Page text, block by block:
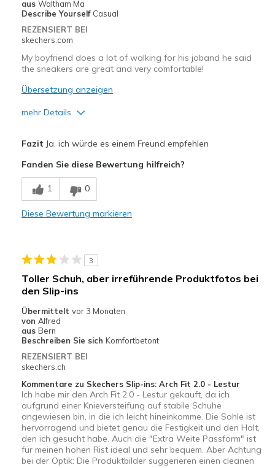
aus Waltham Ma
Describe Yourself Casual
REZENSIERT BEI
skechers.com
My boyfriend does a lot of walking for his joband he said
the sneakers are great and very comfortable!
Übersetzung anzeigen
mehr Details
Durable
Geeignete Verwendung
Casual Wear
Sizing
Feels true to size
View On Shoes
Shoes are for Wearing
Fazit Ja, ich würde es einem Freund empfehlen
Fanden Sie diese Bewertung hilfreich?
1 0
Diese Bewertung markieren
3
Toller Schuh, aber irreführende Produktfotos bei
den Slip-ins
Übermittelt vor 3 Monaten
von Alfred
aus Bern
Beschreiben Sie sich Komfortbetont
REZENSIERT BEI
skechers.ch
Kommentare zu Skechers Slip-ins: Arch Fit 2.0 - Lestur
Ich habe mir den Arch Fit 2.0 - Lestur gekauft, da ich
aufgrund einer Knieversteifung auf stabile Schuhe
angewiesen bin, in die ich leicht hineinkomme. Die Sohle ist
hervorragend und bietet genau die Festigkeit und den Halt,
den ich gesucht habe. Auch die "Extra Weite Passform" ist
für meinen hohen Rist ideal und sehr bequem. Aber Achtung
bei der Optik: Die Produktbilder suggerieren einen cleanen